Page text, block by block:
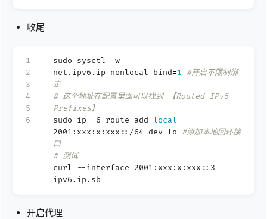
收尾
1
2
3
4
5
6
sudo sysctl -w
net.ipv6.ip_nonlocal_bind=1
#开启不限制绑
定
# 这个地址在配置里面可以找到 【Routed IPv6
Prefixes】
sudo ip -6 route add local
2001:xxx:x:xxx::/64 dev lo #添加本地回环接
口
# 测试
curl --interface 2001:xxx:x:xxx::3
ipv6.ip.sb
开启代理